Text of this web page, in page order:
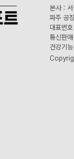
본사 :
파주 공
대표번
통신판
건강기